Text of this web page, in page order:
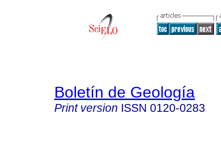
Boletín de Geología
Print version ISSN 0120-0283